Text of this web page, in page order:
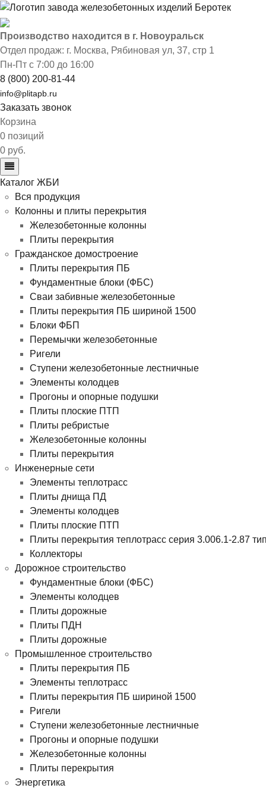
Производство находится в г. Новоуральск
Отдел продаж: г. Москва, Рябиновая ул, 37, стр 1
Пн-Пт с 7:00 до 16:00
8 (800) 200-81-44
info@plitapb.ru
Заказать звонок
Корзина
0 позиций
0 руб.
Каталог ЖБИ
Вся продукция
Колонны и плиты перекрытия
Железобетонные колонны
Плиты перекрытия
Гражданское домостроение
Плиты перекрытия ПБ
Фундаментные блоки (ФБС)
Сваи забивные железобетонные
Плиты перекрытия ПБ шириной 1500
Блоки ФБП
Перемычки железобетонные
Ригели
Ступени железобетонные лестничные
Элементы колодцев
Прогоны и опорные подушки
Плиты плоские ПТП
Плиты ребристые
Железобетонные колонны
Плиты перекрытия
Инженерные сети
Элементы теплотрасс
Плиты днища ПД
Элементы колодцев
Плиты плоские ПТП
Плиты перекрытия теплотрасс серия 3.006.1-2.87
Коллекторы
Дорожное строительство
Фундаментные блоки (ФБС)
Элементы колодцев
Плиты дорожные
Плиты ПДН
Плиты дорожные
Промышленное строительство
Плиты перекрытия ПБ
Элементы теплотрасс
Плиты перекрытия ПБ шириной 1500
Ригели
Ступени железобетонные лестничные
Прогоны и опорные подушки
Железобетонные колонны
Плиты перекрытия
Энергетика